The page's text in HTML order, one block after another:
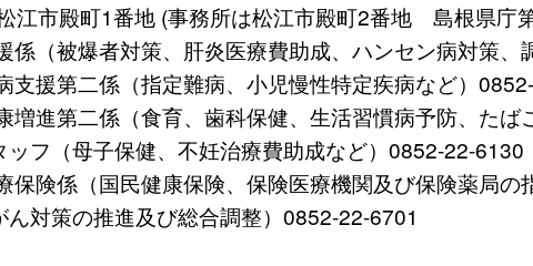
市殿町1番地 (事務所は松江市殿町2番地 島根県庁
係（被爆者対策、肝炎医療費助成、ハンセン病対策
支援第二係（指定難病、小児慢性特定疾病など）
増進第二係（食育、歯科保健、生活習慣病予防、た
ッフ（母子保健、不妊治療費助成など）0852-22-6130
保険係（国民健康保険、保険医療機関及び保険薬局
ん対策の推進及び総合調整）0852-22-6701